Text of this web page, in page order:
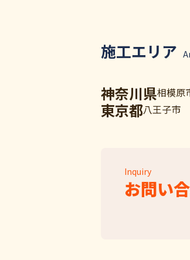
施工エリア
神奈川県相模原
東京都八王子市
お問い
Inquiry